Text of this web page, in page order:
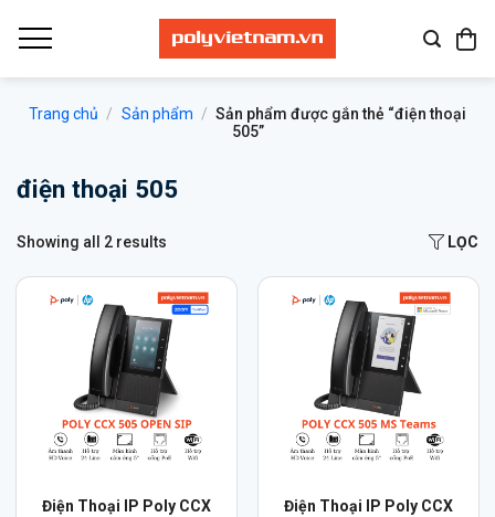
qua
Trang chủ / Sản phẩm / Sản phẩm được gắn thẻ “điện thoại
505”
điện thoại 505
Showing all 2 results LỌC
Điện Thoại IP Poly CCX
Điện Thoại IP Poly CCX